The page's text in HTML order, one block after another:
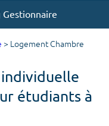
Gestionnaire
> Logement Chambre
étudiants à